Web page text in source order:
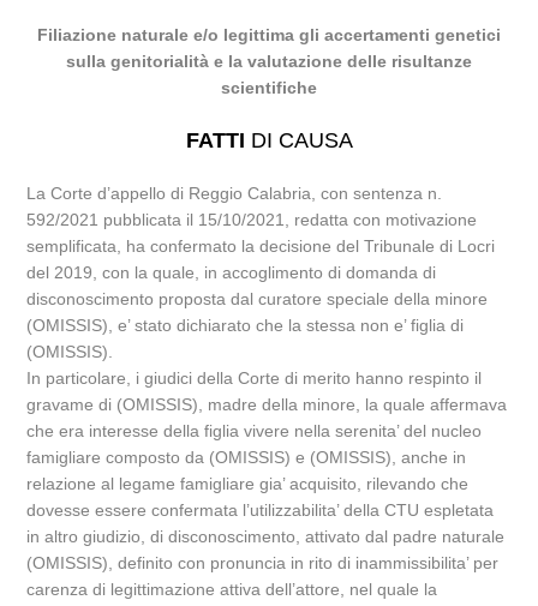
Filiazione naturale e/o legittima gli accertamenti genetici
sulla genitorialità e la valutazione delle risultanze
scientifiche
FATTI DI CAUSA
La Corte d’appello di Reggio Calabria, con sentenza n.
592/2021 pubblicata il 15/10/2021, redatta con motivazione
semplificata, ha confermato la decisione del Tribunale di Locri
del 2019, con la quale, in accoglimento di domanda di
disconoscimento proposta dal curatore speciale della minore
(OMISSIS), e’ stato dichiarato che la stessa non e’ figlia di
(OMISSIS).
In particolare, i giudici della Corte di merito hanno respinto il
gravame di (OMISSIS), madre della minore, la quale affermava
che era interesse della figlia vivere nella serenita’ del nucleo
famigliare composto da (OMISSIS) e (OMISSIS), anche in
relazione al legame famigliare gia’ acquisito, rilevando che
dovesse essere confermata l’utilizzabilita’ della CTU espletata
in altro giudizio, di disconoscimento, attivato dal padre naturale
(OMISSIS), definito con pronuncia in rito di inammissibilita’ per
carenza di legittimazione attiva dell’attore, nel quale la